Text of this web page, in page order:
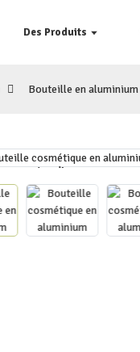
Des Produits
Bouteille en aluminium
Loading...
Loading...